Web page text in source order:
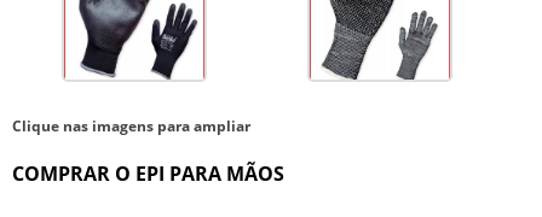
Clique nas imagens para ampliar
COMPRAR O EPI PARA MÃOS